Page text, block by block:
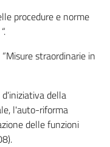
procedure e norme
straordinarie in
della
l'auto-riforma
delle funzioni